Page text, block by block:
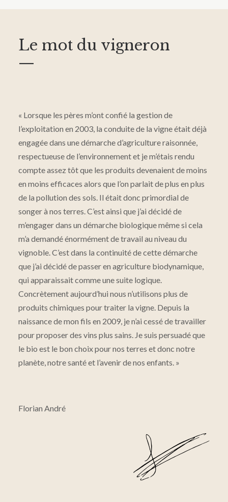
Le mot du vigneron
—
« Lorsque les pères m’ont confié la gestion de
l’exploitation en 2003, la conduite de la vigne était déjà
engagée dans une démarche d’agriculture raisonnée,
respectueuse de l’environnement et je m’étais rendu
compte assez tôt que les produits devenaient de moins
en moins efficaces alors que l’on parlait de plus en plus
de la pollution des sols. Il était donc primordial de
songer à nos terres. C’est ainsi que j’ai décidé de
m’engager dans un démarche biologique même si cela
m’a demandé énormément de travail au niveau du
vignoble. C’est dans la continuité de cette démarche
que j’ai décidé de passer en agriculture biodynamique,
qui apparaissait comme une suite logique.
Concrètement aujourd’hui nous n’utilisons plus de
produits chimiques pour traiter la vigne. Depuis la
naissance de mon fils en 2009, je n’ai cessé de travailler
pour proposer des vins plus sains. Je suis persuadé que
le bio est le bon choix pour nos terres et donc notre
planète, notre santé et l’avenir de nos enfants. »
Florian André